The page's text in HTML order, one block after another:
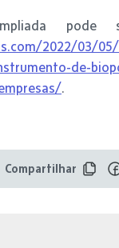
2022/03/
de-
.
Compartilhar